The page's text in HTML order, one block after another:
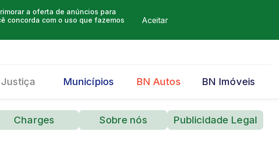
a oferta de anúncios para
concorda com o uso que fazemos
Aceitar
Justiça Municípios BN Autos BN Imóveis
Charges Sobre nós Publicidade Legal